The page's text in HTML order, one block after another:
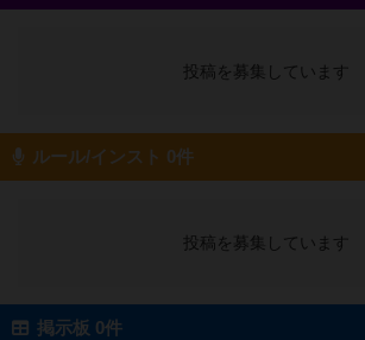
投稿を募集しています
ルール/インスト 0件
投稿を募集しています
掲示板 0件